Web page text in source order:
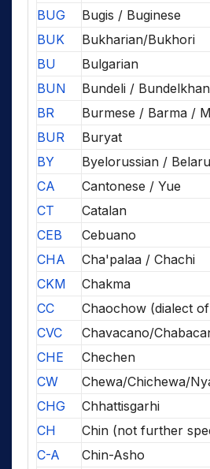
BUG
Bugis / Buginese
BUK
Bukharian/Bukhori
BU
Bulgarian
BUN
Bundeli /
BR
Burmese / Barma /
BUR
Buryat
BY
Byelorussian /
CA
Cantonese / Yue
CT
Catalan
CEB
Cebuano
CHA
Cha'palaa / Chachi
CKM
Chakma
CC
Chaochow (dialect
CVC
Chavacano/
CHE
Chechen
CW
Chewa/Chichewa/
CHG
Chhattisgarhi
CH
Chin (not further
C-A
Chin-Asho